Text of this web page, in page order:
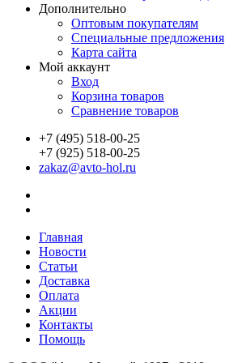
Дополнительно
Оптовым покупателям
Специальные предложения
Карта сайта
Мой аккаунт
Вход
Корзина товаров
Сравнение товаров
+7 (495) 518-00-25
+7 (925) 518-00-25
zakaz@avto-hol.ru
Главная
Новости
Статьи
Доставка
Оплата
Акции
Контакты
Помощь